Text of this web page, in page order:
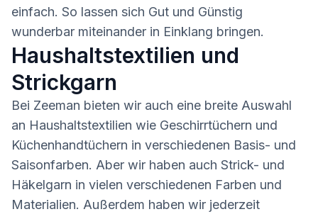
einfach. So lassen sich Gut und Günstig
wunderbar miteinander in Einklang bringen.
Haushaltstextilien und
Strickgarn
Bei Zeeman bieten wir auch eine breite Auswahl
an Haushaltstextilien wie Geschirrtüchern und
Küchenhandtüchern in verschiedenen Basis- und
Saisonfarben. Aber wir haben auch Strick- und
Häkelgarn in vielen verschiedenen Farben und
Materialien. Außerdem haben wir jederzeit